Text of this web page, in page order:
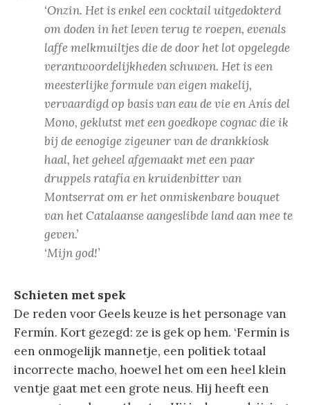
‘Onzin. Het is enkel een cocktail uitgedokterd
om doden in het leven terug te roepen, evenals
laffe melkmuiltjes die de door het lot opgelegde
verantwoordelijkheden schuwen. Het is een
meesterlijke formule van eigen makelij,
vervaardigd op basis van eau de vie en Anís del
Mono, geklutst met een goedkope cognac die ik
bij de eenogige zigeuner van de drankkiosk
haal, het geheel afgemaakt met een paar
druppels ratafía en kruidenbitter van
Montserrat om er het onmiskenbare bouquet
van het Catalaanse aangeslibde land aan mee te
geven.’
‘Mijn god!’
Schieten met spek
De reden voor Geels keuze is het personage van
Fermín. Kort gezegd: ze is gek op hem. ‘Fermín is
een onmogelijk mannetje, een politiek totaal
incorrecte macho, hoewel het om een heel klein
ventje gaat met een grote neus. Hij heeft een